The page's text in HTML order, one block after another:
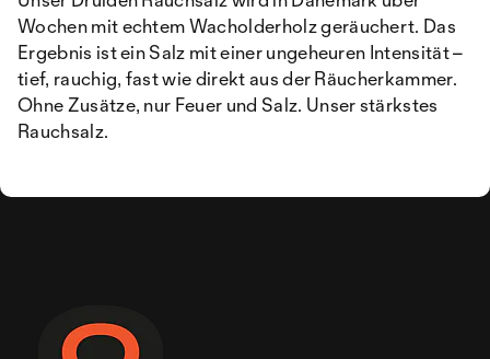
Wochen mit echtem Wacholderholz geräuchert. Das
Ergebnis ist ein Salz mit einer ungeheuren Intensität –
tief, rauchig, fast wie direkt aus der Räucherkammer.
Ohne Zusätze, nur Feuer und Salz. Unser stärkstes
Rauchsalz.